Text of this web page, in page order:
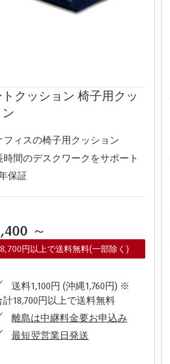
トクッション 椅子用クッ
フィスの椅子用クッション
時間のデスクワークをサポート
保証
～
円以上で送料無料(一部除く)
送料1,100円 (沖縄1,760円) ※
計18,700円以上で送料無料
離島は中継料金要お申込み
最短翌営業日発送